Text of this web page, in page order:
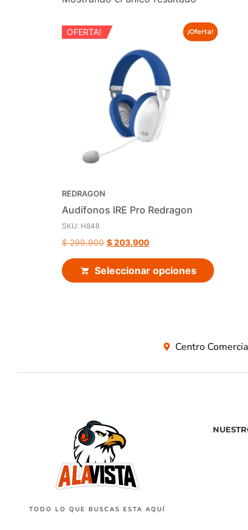
¡Oferta!
OFERTA!
REDRAGON
Audífonos IRE Pro Redragon
SKU: H848
$299.900 $203.900
Seleccionar opciones
Centro
TODO LO QUE BUSCAS ESTA AQUÍ